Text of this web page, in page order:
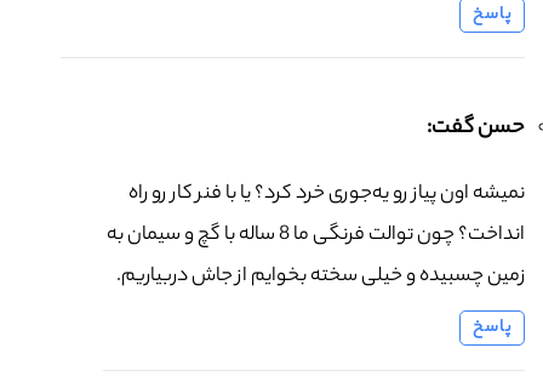
پاسخ
حسن گفت:
نمیشه اون پیاز رو یه‌جوری خرد کرد؟ یا با فنر کار رو راه
انداخت؟ چون توالت فرنگی ما 8 ساله با گچ و سیمان به
زمین چسبیده و خیلی سخته بخوایم از جاش دربیاریم.
پاسخ